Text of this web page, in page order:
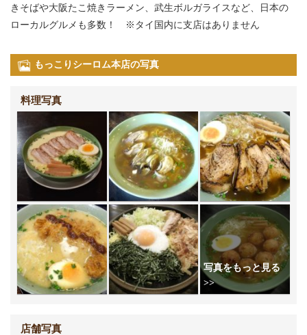
きそばや大阪たこ焼きラーメン、武生ボルガライスなど、日本の
ローカルグルメも多数！ ※タイ国内に支店はありません
もっこりシーロム本店の写真
料理写真
店舗写真